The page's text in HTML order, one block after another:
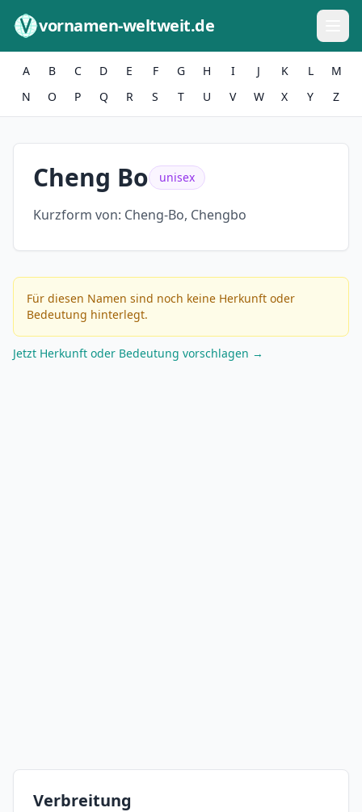
vornamen-weltweit.de
A B C D E F G H I J K L
M
N
O P Q R S T U V W X Y Z
Cheng Bo unisex
Kurzform von: Cheng-Bo, Chengbo
Für diesen Namen sind noch keine Herkunft oder
Bedeutung hinterlegt.
Jetzt Herkunft oder Bedeutung vorschlagen →
Verbreitung